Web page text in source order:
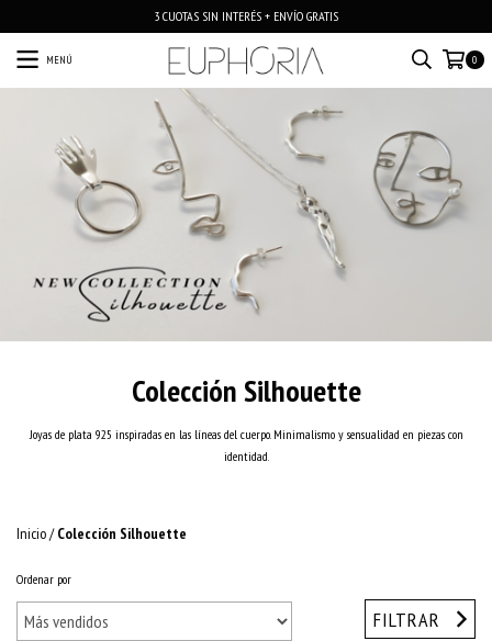
3 CUOTAS SIN INTERÉS + ENVÍO GRATIS
MENÚ 0
Colección Silhouette
Joyas de plata 925 inspiradas en las líneas del cuerpo. Minimalismo y sensualidad en piezas con
identidad.
Inicio/ Colección Silhouette
Ordenar por
FILTRAR